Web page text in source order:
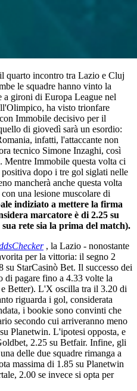
quarto incontro tra Lazio e Cluj
le squadre hanno vinto la
a gironi di Europa League nel
ha visto trionfare
Immobile decisivo per il
di giovedì sarà un esordio:
infatti, l'attaccante non
tecnico Simone Inzaghi, così
Mentre Immobile questa volta ci
dopo i tre gol siglati nelle
mancherà anche questa volta
una lesione muscolare di
indiziato a mettere la firma
marcatore è di 2.25 su
rete sia la prima del match).
, la Lazio - nonostante
per la vittoria: il segno 2
su StarCasinò Bet. Il successo dei
di pagare fino a 4.33 volte la
Better). L'X oscilla tra il 3.20 di
riguarda i gol, considerata
i bookie sono convinti che
secondo cui arriveranno meno
Planetwin. L'ipotesi opposta, e
2.25 su Betfair. Infine, gli
delle due squadre rimanga a
massima di 1.85 su Planetwin
2.00 se invece si opta per